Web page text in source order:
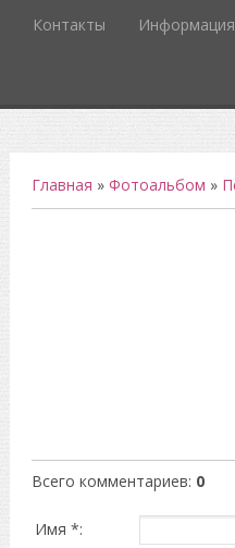
Контакты
Главная » Фотоальбом »
Всего комментариев: 0
Имя *: